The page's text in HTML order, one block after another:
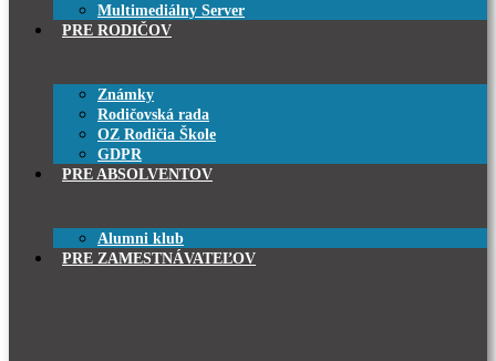
Multimediálny Server
PRE RODIČOV
Známky
Rodičovská rada
OZ Rodičia Škole
GDPR
PRE ABSOLVENTOV
Alumni klub
PRE ZAMESTNÁVATEĽOV